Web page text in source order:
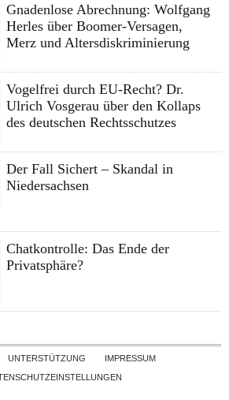
Gnadenlose Abrechnung: Wolfgang
Herles über Boomer-Versagen,
Merz und Altersdiskriminierung
Vogelfrei durch EU-Recht? Dr.
Ulrich Vosgerau über den Kollaps
des deutschen Rechtsschutzes
Der Fall Sichert – Skandal in
Niedersachsen
Chatkontrolle: Das Ende der
Privatsphäre?
Skip to content
UNTERSTÜTZUNG
IMPRESSUM